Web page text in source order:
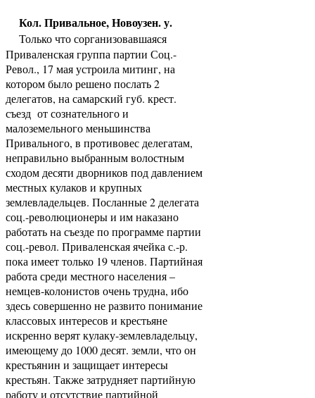
Кол. Привальное, Новоузен. у.
Только что сорганизовавшаяся
Приваленская группа партии Соц.-
Револ., 17 мая устроила митинг, на
котором было решено послать 2
делегатов, на самарский губ. крест.
съезд от сознательного и
малоземельного меньшинства
Привального, в противовес делегатам,
неправильно выбранным волостным
сходом десяти дворников под давлением
местных кулаков и крупных
землевладельцев. Посланные 2 делегата
соц.-революционеры и им наказано
работать на съезде по программе партии
соц.-револ. Приваленская ячейка с.-р.
пока имеет только 19 членов. Партийная
работа среди местного населения –
немцев-колонистов очень трудна, ибо
здесь совершенно не развито понимание
классовых интересов и крестьяне
искренно верят кулаку-землевладельцу,
имеющему до 1000 десят. земли, что он
крестьянин и защищает интересы
крестьян. Также затрудняет партийную
работу и отсутствие партийной